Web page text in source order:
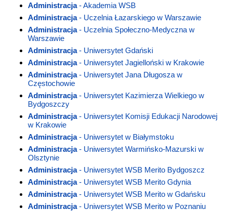
Administracja- Akademia WSB
Administracja- Uczelnia Łazarskiego w Warszawie
Administracja- Uczelnia Społeczno-Medyczna w
Warszawie
Administracja- Uniwersytet Gdański
Administracja- Uniwersytet Jagielloński w Krakowie
Administracja- Uniwersytet Jana Długosza w
Częstochowie
Administracja- Uniwersytet Kazimierza Wielkiego w
Bydgoszczy
Administracja- Uniwersytet Komisji Edukacji Narodowej
w Krakowie
Administracja- Uniwersytet w Białymstoku
Administracja- Uniwersytet Warmińsko-Mazurski w
Olsztynie
Administracja- Uniwersytet WSB Merito Bydgoszcz
Administracja- Uniwersytet WSB Merito Gdynia
Administracja- Uniwersytet WSB Merito w Gdańsku
Administracja- Uniwersytet WSB Merito w Poznaniu